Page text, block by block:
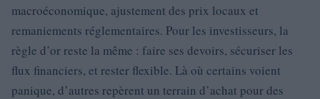
macroéconomique, ajustement des prix locaux et
remaniements réglementaires. Pour les investisseurs, la
règle d’or reste la même : faire ses devoirs, sécuriser les
flux financiers, et rester flexible. Là où certains voient
panique, d’autres repèrent un terrain d’achat pour des